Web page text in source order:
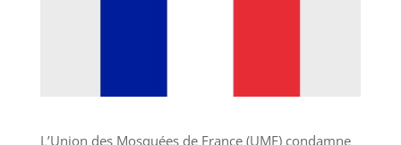
L’Union des Mosquées de France (UMF) condamne